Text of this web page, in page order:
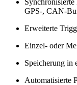
GPS-, CAN-
Erweiterte
Einzel- oder
Speicherung in
Automatisierte